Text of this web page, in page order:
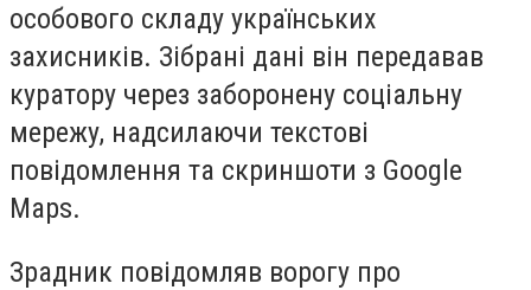
особового складу українських
захисників. Зібрані дані він передавав
куратору через заборонену соціальну
мережу, надсилаючи текстові
повідомлення та скриншоти з Google
Maps.
Зрадник повідомляв ворогу про